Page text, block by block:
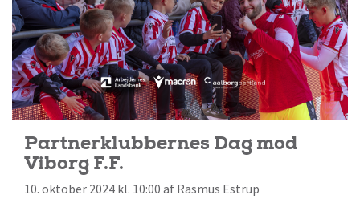
Partnerklubbernes Dag mod
Viborg F.F.
10. oktober 2024 kl. 10:00 af Rasmus Estrup